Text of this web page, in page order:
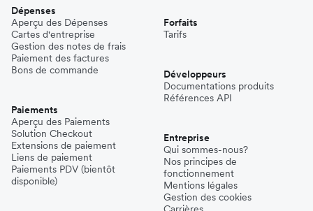
Dépenses
Aperçu des Dépenses
Cartes d'entreprise
Gestion des notes de frais
Paiement des factures
Bons de commande
Paiements
Aperçu des Paiements
Solution Checkout
Extensions de paiement
Liens de paiement
Paiements PDV (bientôt
disponible)
Forfaits
Tarifs
Développeurs
Documentations produits
Références API
Entreprise
Qui sommes-nous?
Nos principes de
fonctionnement
Mentions légales
Gestion des cookies